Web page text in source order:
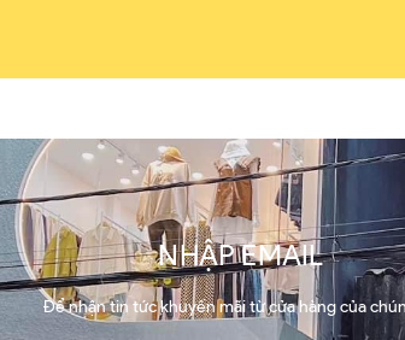
NHẬP EMAIL
Để nhận tin tức khuyến mãi từ cửa hàng của